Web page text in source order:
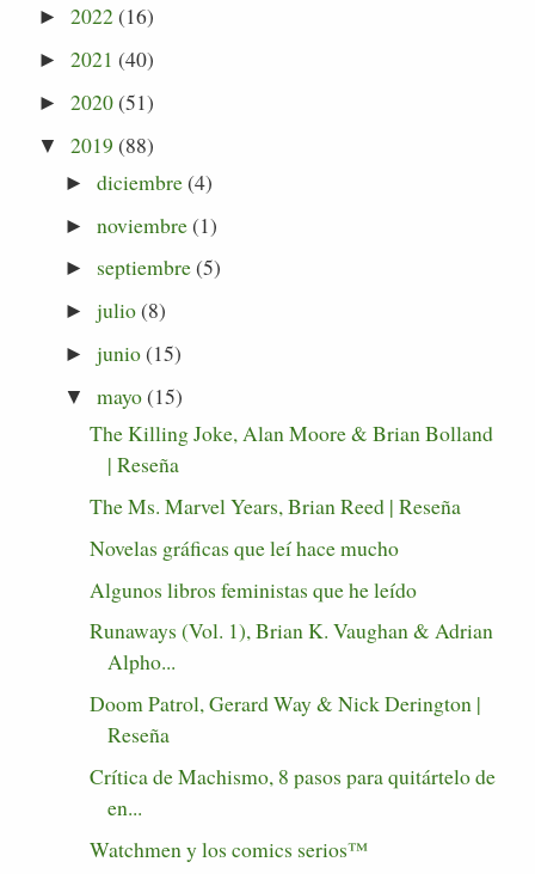
►2022(16)
►2021 (40)
►2020(51)
▼ 2019 (88)
► diciembre(4)
► noviembre(1)
► septiembre(5)
► julio(8)
► junio(15)
▼ mayo(15)
The Killing Joke, Alan Moore & Brian Bolland
| Reseña
The Ms. Marvel Years, Brian Reed | Reseña
Novelas gráficas que leí hace mucho
Algunos libros feministas que he leído
Runaways (Vol. 1), Brian K. Vaughan & Adrian
Alpho...
Doom Patrol, Gerard Way & Nick Derington |
Reseña
Crítica de Machismo, 8 pasos para quitártelo de
en...
Watchmen y los comics serios™